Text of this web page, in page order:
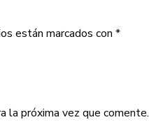
están marcados con *
la próxima vez que comente.